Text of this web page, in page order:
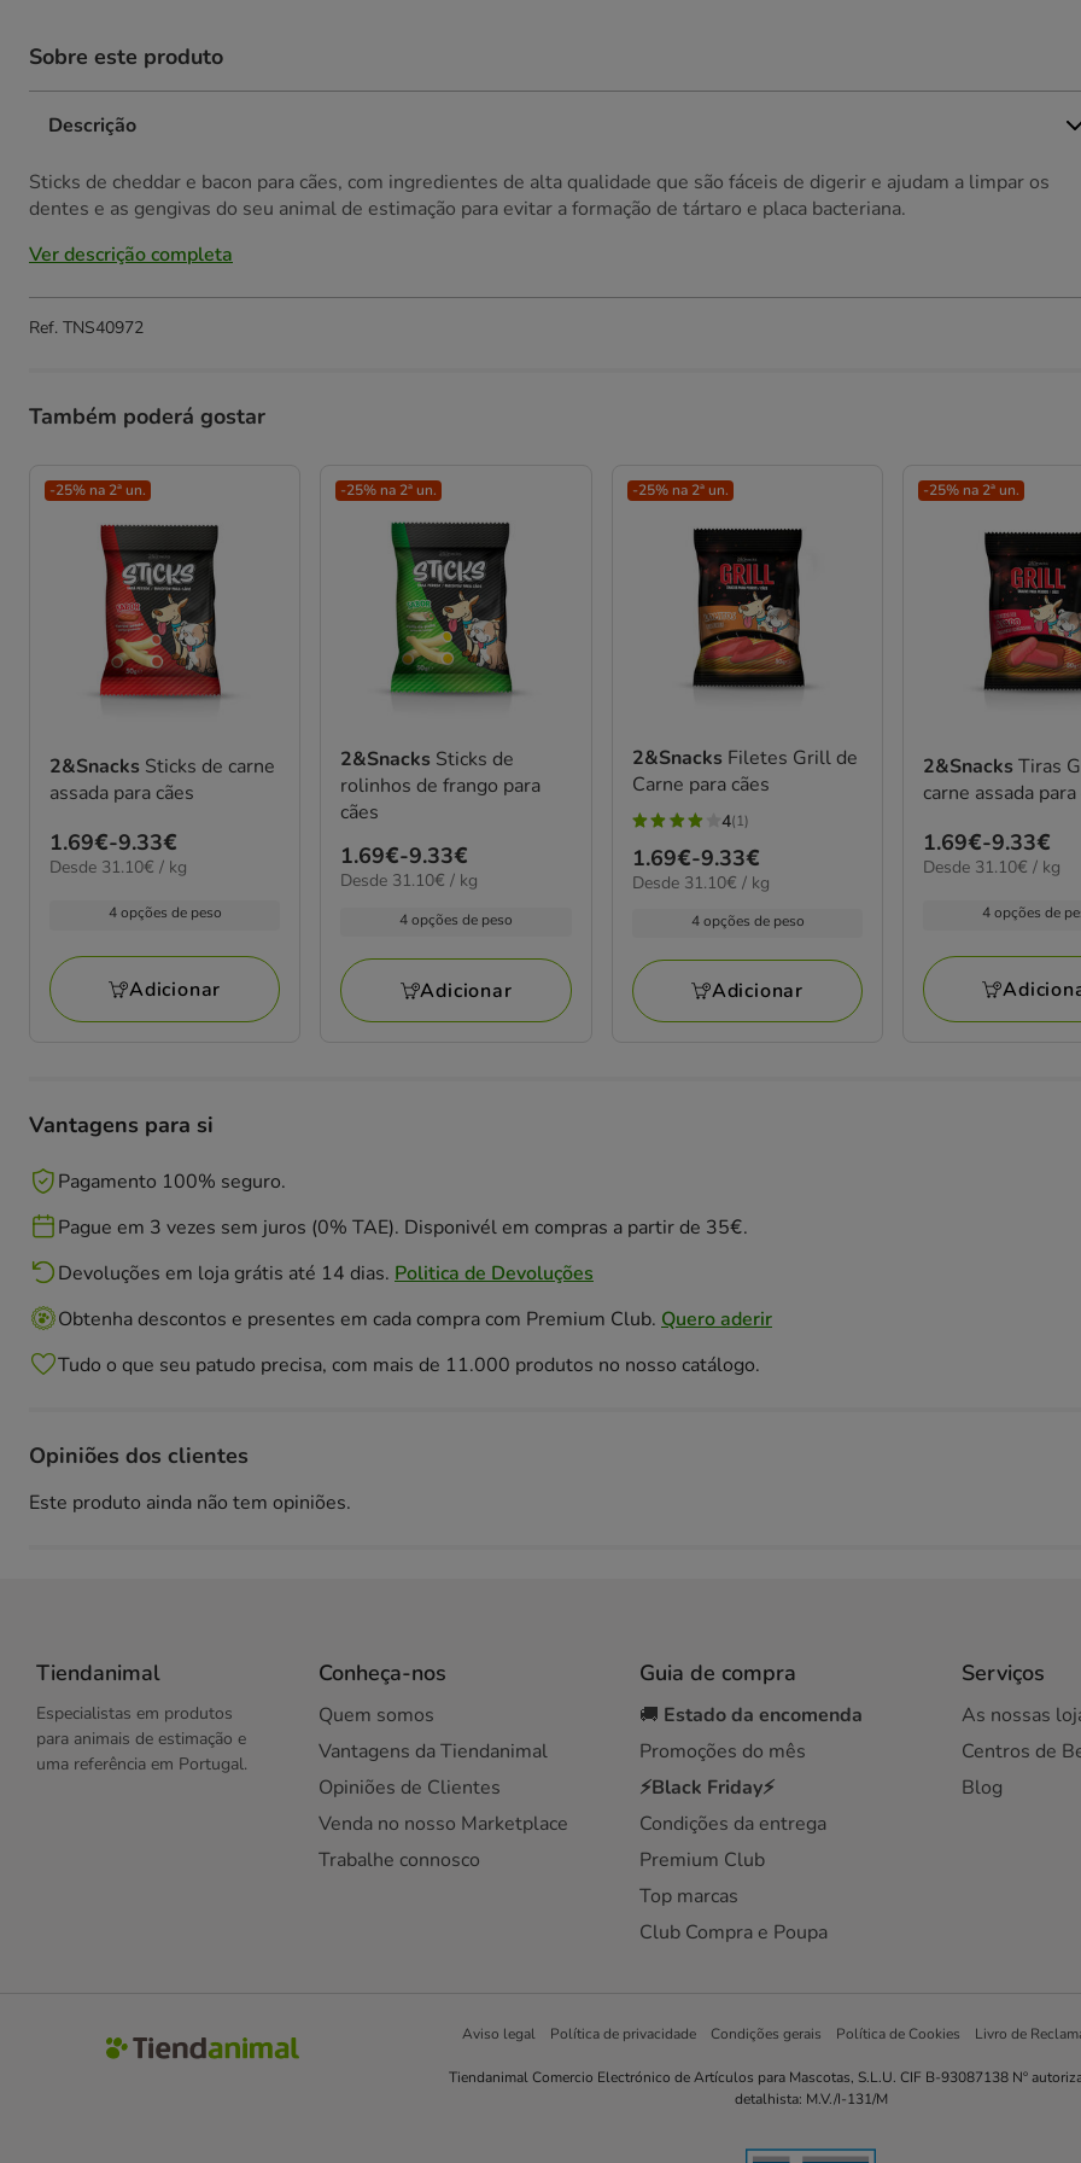
Sobre este produto
Descrição
Sticks de cheddar e bacon para cães, com ingredientes de alta qualidade que são fáceis de digerir e ajudam a limpar os
dentes e as gengivas do seu animal de estimação para evitar a formação de tártaro e placa bacteriana.
Ver descrição completa
Ref. TNS40972
Também poderá gostar
-25% na 2ª un.
2&Snacks Sticks de carne
assada para cães
Preço
de
9.33€
1.69€-9.33€
31.10€
Desde 31.10€ / kg
4 opções de peso
Adicionar
-25% na 2ª un.
2&Snacks Sticks de
rolinhos de frango para
cães
Preço
de
9.33€
1.69€-9.33€
31.10€
Desde 31.10€ / kg
4 opções de peso
Adicionar
-25% na 2ª un.
2&Snacks Filetes Grill de
Carne para cães
4
estrelas
com
4(1)
Preço
de
9.33€
1.69€-9.33€
31.10€
Desde 31.10€ / kg
4 opções de peso
Adicionar
-25% na 2ª un.
2&SnacksTiras
carne assada para
Preço
de
9.33€
1.69€-9.33€
31.10€
Desde 31.10€ / kg
4 opções de
Vantagens para si
Pagamento 100% seguro.
Pague em 3 vezes sem juros (0% TAE). Disponivél em compras a partir de 35€.
Devoluções em loja grátis até 14 dias. Politica de Devoluções
Obtenha descontos e presentes em cada compra com Premium Club. Quero aderir
Tudo o que seu patudo precisa, com mais de 11.000 produtos no nosso catálogo.
Opiniões dos clientes
Este produto ainda não tem opiniões.
Tiendanimal
Especialistas em produtos
para animais de estimação e
uma referência em Portugal.
Conheça-nos
Quem somos
Vantagens da Tiendanimal
Opiniões de Clientes
Venda no nosso Marketplace
Trabalhe connosco
Guia de compra
🚚 Estado da encomenda
Promoções do mês
⚡Black Friday⚡
Condições da entrega
Premium Club
Top marcas
Club Compra e Poupa
Serviços
As nossas
Centros de
Blog
Aviso legal Política de privacidade Condições gerais Política de Cookies Livro de
Tiendanimal Comercio Electrónico de Artículos para Mascotas, S.L.U. CIF B-93087138 Nº
detalhista: M.V./I-131/M